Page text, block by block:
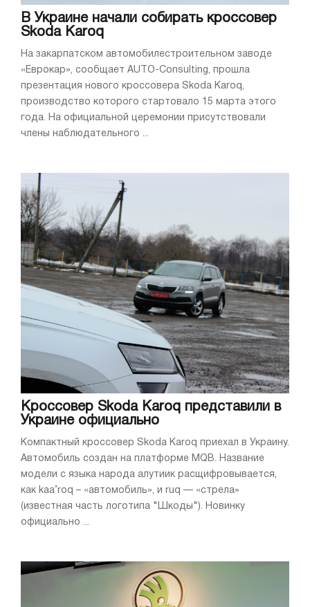
В Украине начали собирать кроссовер
Skoda Karoq
На закарпатском автомобилестроительном заводе
«Еврокар», сообщает AUTO-Consulting, прошла
презентация нового кроссовера Skoda Karoq,
производство которого стартовало 15 марта этого
года. На официальной церемонии присутствовали
члены наблюдательного ...
Кроссовер Skoda Karoq представили в
Украине официально
Компактный кроссовер Skoda Karoq приехал в Украину.
Автомобиль создан на платформе MQB. Название
модели с языка народа алутиик расщифровывается,
как kaa’roq – «автомобиль», и ruq — «стрела»
(известная часть логотипа "Шкоды"). Новинку
официально ...